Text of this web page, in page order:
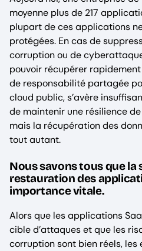
moyenne plus de 217
plupart de ces applications
protégées. En cas de
corruption ou de
pouvoir récupérer
de responsabilité partagée
cloud public, s’avère
de maintenir une résilience
mais la récupération des
tout autant.
Nous savons tous que la
restauration des
importance vitale.
Alors que les applications
cible d’attaques et que les
corruption sont bien réels, les